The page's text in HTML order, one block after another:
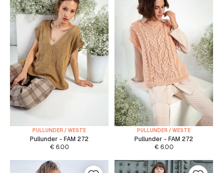
PULLUNDER / WESTE
Pullunder - FAM 272
€6.00
PULLUNDER / WESTE
Pullunder - FAM 272
€6.00